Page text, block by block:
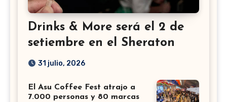
Drinks & More será el 2 de
setiembre en el Sheraton
31 julio, 2026
El Asu Coffee Fest atrajo a
7.000 personas y 80 marcas